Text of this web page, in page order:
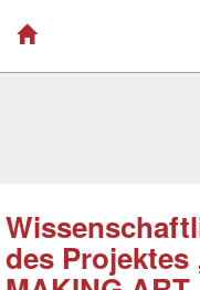
des Projektes